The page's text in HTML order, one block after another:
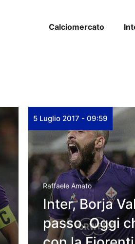
Calciomercato
5 Luglio 2017 - 09:59
Raffaele Amato
Inter, Borja
passo. Oggi